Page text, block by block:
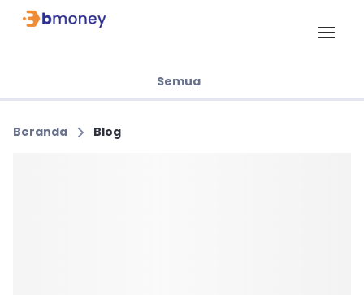
Semua
Beranda Blog